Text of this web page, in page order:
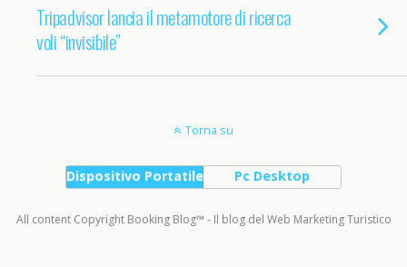
Tripadvisor lancia il metamotore di ricerca
voli “invisibile”
Torna su
Dispositivo Portatile Pc Desktop
All content Copyright Booking Blog™ - Il blog del Web Marketing Turistico